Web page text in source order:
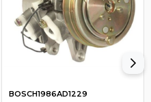
BOSCH1986AD1229